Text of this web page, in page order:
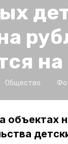
Общество
объектах